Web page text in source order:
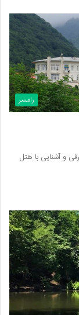
رامسر
و آشنایی با هتل